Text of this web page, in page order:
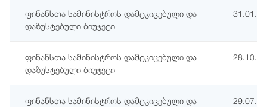
ფინანსთა სამინისტროს დამტკიცებული და
დაზუსტებული ბიუჯეტი
ფინანსთა სამინისტროს დამტკიცებული და
დაზუსტებული ბიუჯეტი
ფინანსთა სამინისტროს დამტკიცებული და